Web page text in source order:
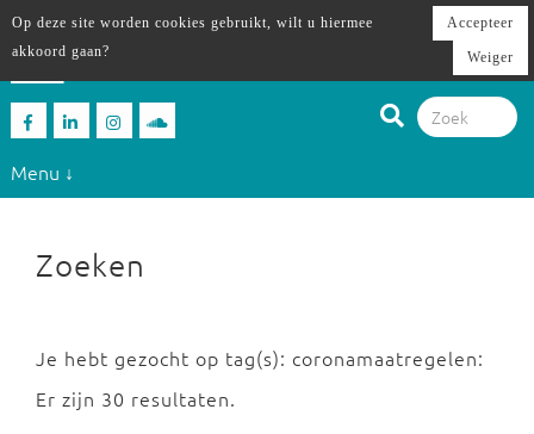
Menu ↓
Zoeken
Je hebt gezocht op tag(s): coronamaatregelen:
Er zijn 30 resultaten.
Op deze site worden cookies gebruikt, wilt u hiermee
akkoord gaan?
Accepteer
Weiger